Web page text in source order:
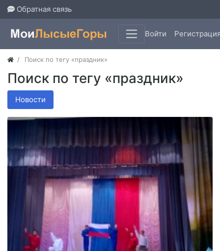
Обратная связь
Войти
Поиск по тегу «праздник»
Поиск по тегу «праздник»
Новости